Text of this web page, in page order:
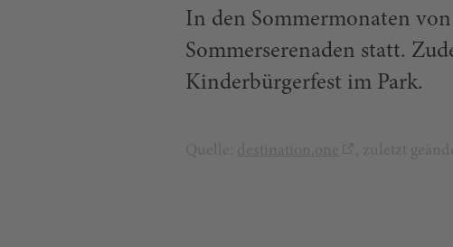
In den Sommermonaten
Sommerserenaden statt.
Kinderbürgerfest im Park.